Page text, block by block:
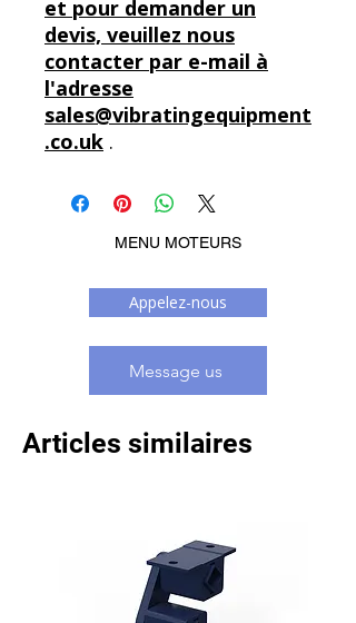
et pour demander un
devis, veuillez nous
contacter par e-mail à
l'adresse
sales@vibratingequipment
.co.uk .
MENU MOTEURS
Appelez-nous
Message us
Articles similaires